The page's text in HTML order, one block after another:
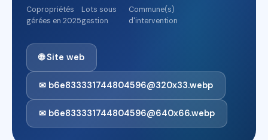
Copropriétés
gérées en 2025
Lots sous
gestion
Commune(s)
d'intervention
🌐 Site web
✉ b6e833331744804596@320x33.webp
✉ b6e833331744804596@640x66.webp